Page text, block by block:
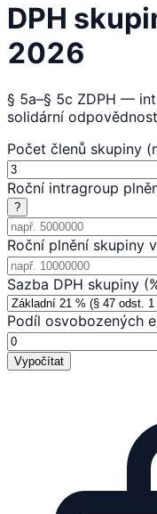
DPH
2026
§ 5a–§ 5c ZDPH —
solidární
Počet členů skupiny
Roční intragroup
?
Roční plnění skupiny
Sazba DPH skupiny
Podíl osvobozených
Vypočítat